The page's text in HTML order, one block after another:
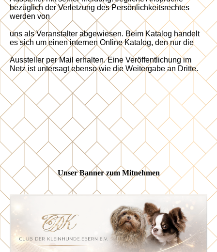
bezüglich der Verletzung des Persönlichkeitsrechtes
werden von
uns als Veranstalter abgewiesen. Beim Katalog handelt
es sich um einen internen Online Katalog, den nur die
Aussteller per Mail erhalten. Eine Veröffentlichung im
Netz ist untersagt ebenso wie die Weitergabe an Dritte.
Unser Banner zum Mitnehmen